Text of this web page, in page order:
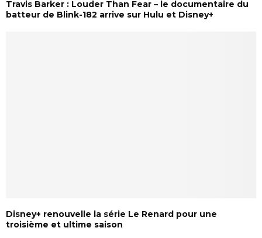
Travis Barker : Louder Than Fear – le documentaire du
batteur de Blink-182 arrive sur Hulu et Disney+
Disney+ renouvelle la série Le Renard pour une
troisième et ultime saison